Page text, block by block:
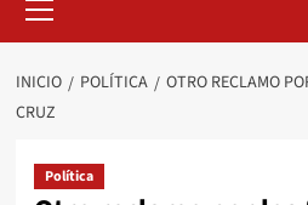
primario
INICIO POLÍTICA
OTRO RECLAMO
CRUZ
Política